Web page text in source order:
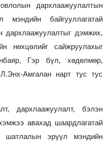
дархлаажуулалтын
байгууллагатай
дархлаажуулалтыг дэмжих,
нөхцөлийг сайжруулахыг
Гэр бүл, хөдөлмөр,
Амгалан нарт тус тус
дархлаажуулалт, бэлэн
авахад шаардлагатай
шатлалын эрүүл мэндийн